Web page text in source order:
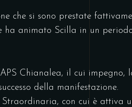
che si sono prestate
animato Scilla in un
Chianalea, il cui impegno,
della manifestazione.
con cui è attiva